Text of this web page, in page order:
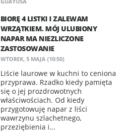
BIORĘ 4 LISTKI I ZALEWAM
WRZĄTKIEM. MÓJ ULUBIONY
NAPAR MA NIEZLICZONE
ZASTOSOWANIE
WTOREK, 5 MAJA (10:50)
Liście laurowe w kuchni to ceniona
przyprawa. Rzadko kiedy pamięta
się o jej prozdrowotnych
właściwościach. Od kiedy
przygotowuję napar z liści
wawrzynu szlachetnego,
przeziębienia i...